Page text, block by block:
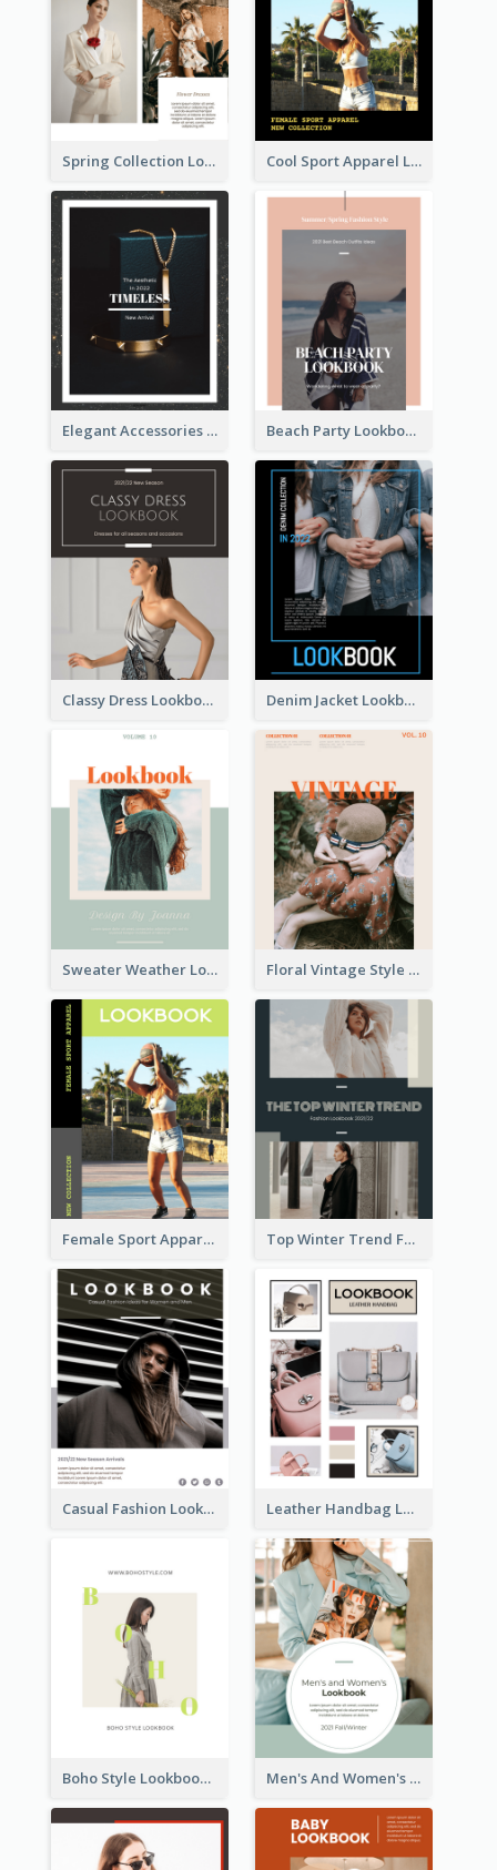
Spring Collection Lookbook Cool Sport Apparel Lookbook
Elegant Accessories Lookbook Beach Party Lookbook
Classy Dress Lookbook Denim Jacket Lookbook
Sweater Weather Lookbook Floral Vintage Style Lookbook
Female Sport Apparel Lookbook Top Winter Trend Fashion Lookbook
Casual Fashion Lookbook Leather Handbag Lookbook
Boho Style Lookbook Men's And Women's Lookbook